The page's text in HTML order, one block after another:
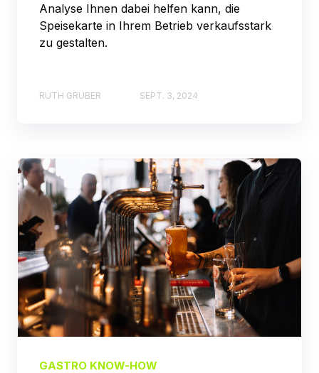
Analyse Ihnen dabei helfen kann, die
Speisekarte in Ihrem Betrieb verkaufsstark
zu gestalten.
RUTH GRUBER SEPT. 3, 2024
GASTRO KNOW-HOW